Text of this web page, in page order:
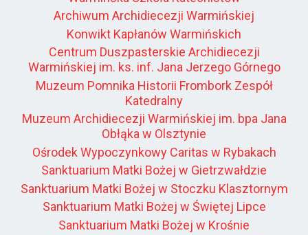
Archiwum Archidiecezji Warmińskiej
Konwikt Kapłanów Warmińskich
Centrum Duszpasterskie Archidiecezji
Warmińskiej im. ks. inf. Jana Jerzego Górnego
Muzeum Pomnika Historii Frombork Zespół
Katedralny
Muzeum Archidiecezji Warmińskiej im. bpa Jana
Obłąka w Olsztynie
Ośrodek Wypoczynkowy Caritas w Rybakach
Sanktuarium Matki Bożej w Gietrzwałdzie
Sanktuarium Matki Bożej w Stoczku Klasztornym
Sanktuarium Matki Bożej w Świętej Lipce
Sanktuarium Matki Bożej w Krośnie